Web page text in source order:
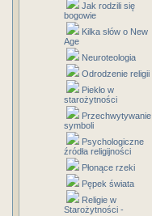
Jak rodzili się
bogowie
Kilka słów o New
Age
Neuroteologia
Odrodzenie religii
Piekło w
starożytności
Przechwytywanie
symboli
Psychologiczne
źródła religijności
Płonące rzeki
Pępek świata
Religie w
Starożytności -